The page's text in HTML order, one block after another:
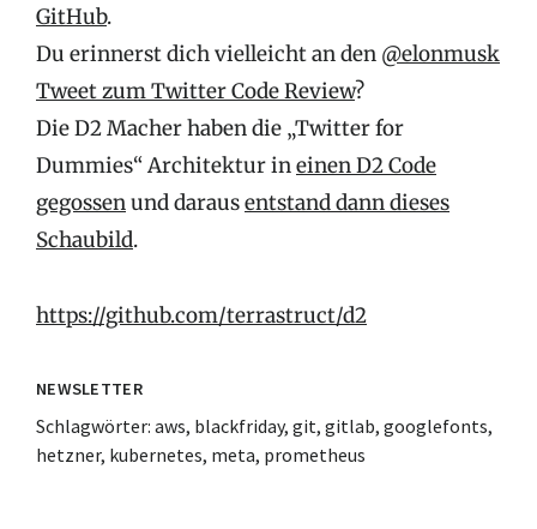
GitHub.
Du erinnerst dich vielleicht an den @elonmusk
Tweet zum Twitter Code Review?
Die D2 Macher haben die „Twitter for
Dummies“ Architektur ineinen D2 Code
gegossenund darausentstand dann dieses
Schaubild.
https://github.com/terrastruct/d2
NEWSLETTER
Schlagwörter: aws, blackfriday, git, gitlab, googlefonts,
hetzner, kubernetes, meta, prometheus